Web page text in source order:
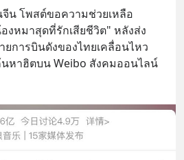
น โพสต์ขอความช่วยเหลือ
งหมาสุดที่รักเสียชีวิต" หลังส่ง
ยการบินดังของไทยเคลื่อนไหว
หาฮิตบน Weibo สังคมออนไลน์